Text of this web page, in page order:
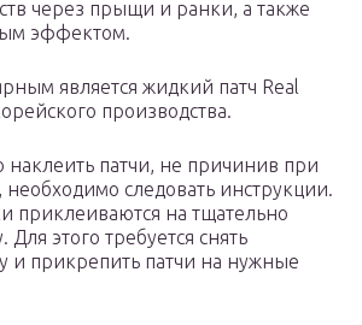
через прыщи и ранки, а также
эффектом.
является жидкий патч Real
производства.
наклеить патчи, не причинив при
следовать инструкции.
приклеиваются на тщательно
этого требуется снять
и прикрепить патчи на нужные